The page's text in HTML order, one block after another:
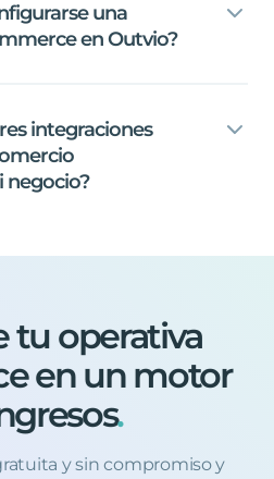
una
enOutvio?
integraciones
negocio?
tu operativa
en un motor
.
y sin compromiso y